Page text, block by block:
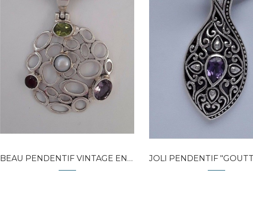
Quick view
BEAU PENDENTIF VINTAGE EN ARGENT...
Quick view
JOLI PENDENTIF "GOUTTE"